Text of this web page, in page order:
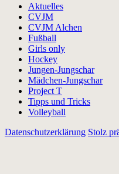
Aktuelles
CVJM
CVJM Alchen
Fußball
Girls only
Hockey
Jungen-Jungschar
Mädchen-Jungschar
Project T
Tipps und Tricks
Volleyball
Datenschutzerklärung Stolz